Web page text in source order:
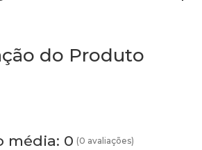
do Produto
média: 0 (0 avaliações)